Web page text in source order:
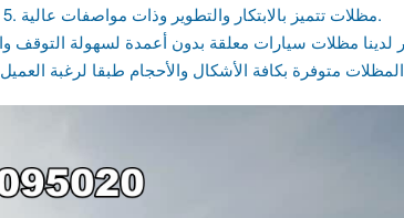
5. مظلات تتميز بالابتكار والتطوير وذات مواصفات عالية.
7. المظلات متوفرة بكافة الأشكال والأحجام طبقا لرغبة العميل